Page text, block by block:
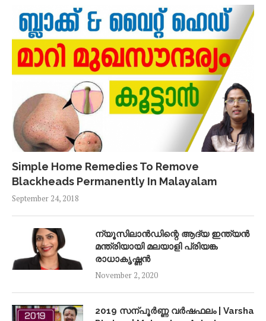
Simple Home Remedies To Remove
Blackheads Permanently In Malayalam
September 24, 2018
ന്യൂസിലാൻഡിന്റെ ആദ്യ ഇന്ത്യൻ
മന്ത്രിയായി മലയാളി പ്രിയങ്ക
രാധാകൃഷ്ണൻ
November 2, 2020
2019 സന്പൂർണ്ണ വർഷഫലം | Varsha